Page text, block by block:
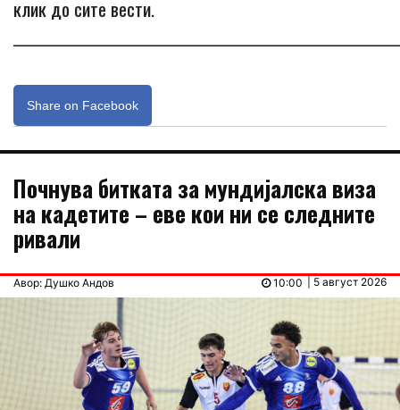
клик до сите вести.
Share on Facebook
Почнува битката за мундијалска виза
на кадетите – еве кои ни се следните
ривали
Авор: Душко Андов | 5 август 2026
10:00